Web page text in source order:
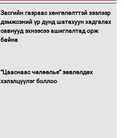
Засгийн газраас хөнгөлөлттэй зээлээр
дэмжсэний үр дүнд шатахуун хадгалах
савнууд эхнээсээ ашиглалтад орж
байна
“Цааснаас чөлөөлье” зөвлөлдөх
хэлэлцүүлэг боллоо